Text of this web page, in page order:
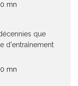
mn
que
d'entraînement
mn